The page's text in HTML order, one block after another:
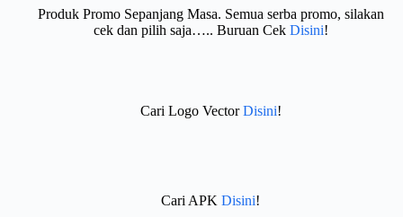
Produk Promo Sepanjang Masa. Semua serba promo, silakan
cek dan pilih saja….. Buruan Cek Disini!
Cari Logo VectorDisini!
Cari APK Disini!